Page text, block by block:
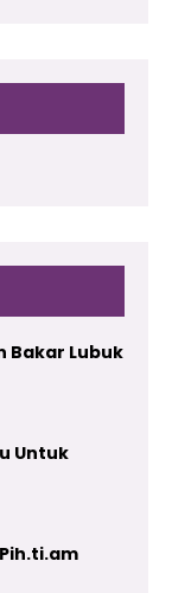
Bakar Lubuk
Untuk